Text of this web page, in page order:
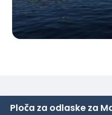
Ploča za odlaske za